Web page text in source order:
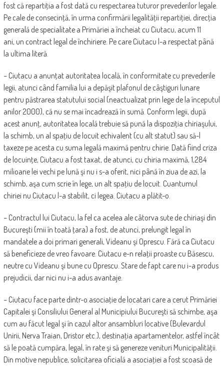
fost că repartiţia a fost dată cu respectarea tuturor prevederilor legale.
Pe cale de consecinţă, în urma confirmării legalităţii repartiţiei, direcţia
generală de specialitate a Primăriei a încheiat cu Ciutacu, acum 11
ani, un contract legal de închiriere. Pe care Ciutacu l-a respectat până
la ultima literă.
– Ciutacu a anunţat autoritatea locală, în conformitate cu prevederile
legii, atunci când familia lui a depăşit plafonul de câştiguri lunare
pentru păstrarea statutului social (neactualizat prin lege de la începutul
anilor 2000), că nu se mai încadrează în sumă. Conform legii, după
acest anunţ, autoritatea locală trebuie să pună la dispoziţia chiriaşului,
la schimb, un al spaţiu de locuit echivalent (cu alt statut) sau să-l
taxeze pe acesta cu suma legală maximă pentru chirie. Dată fiind criza
de locuinţe, Ciutacu a fost taxat, de atunci, cu chiria maximă, 1,284
milioane lei vechi pe lună şi nu i s-a oferit, nici până în ziua de azi, la
schimb, aşa cum scrie în lege, un alt spaţiu de locuit. Cuantumul
chiriei nu Ciutacu l-a stabilit, ci legea. Ciutacu a plătit-o.
– Contractul lui Ciutacu, la fel ca acelea ale câtorva sute de chiriaşi din
Bucureşti (mii în toată ţara) a fost, de atunci, prelungit legal în
mandatele a doi primari generali, Videanu şi Oprescu. Fără ca Ciutacu
să beneficieze de vreo favoare. Ciutacu e-n relaţii proaste cu Băsescu,
neutre cu Videanu şi bune cu Oprescu. Stare de fapt care nu i-a produs
prejudicii, dar nici nu i-a adus avantaje.
– Ciutacu face parte dintr-o asociaţie de locatari care a cerut Primăriei
Capitalei şi Consiliului General al Municipiului Bucureşti să schimbe, aşa
cum au făcut legal şi în cazul altor ansambluri locative (Bulevardul
Unirii, Nerva Traian, Dristor etc.), destinaţia apartamentelor, astfel încât
să le poată cumpăra, legal, în rate şi să genereze venituri Municipalităţii.
Din motive nepublice, solicitarea oficială a asociaţiei a fost scoasă de